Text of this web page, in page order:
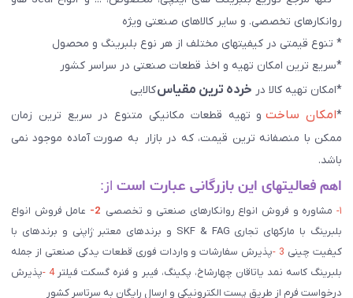
روانکارهای تخصصی. و سایر کالاهای صنعتی ويژه
* تنوع قیمتی در کیفیتهای مختلف از هر نوع بلبرینگ و محصول
*سریع ترین امکان تهیه و اخذ قطعات صنعتی در سراسر کشور
*امکان تهیه کالا در خرده ترین مقیاسکالایی
*امکان ساختو تهیه قطعات مکانیکی متنوع در سریع ترین زمان
ممکن با منصفانه ترین قیمت، که در بازار به صورت آماده موجود نمی
باشد.
اهم فعالیتهای این بازرگانی عبارت است از:
۱- مشاوره و فروش انواع روانکارهای صنعتی و تخصصی 2-
عامل فروش انواع
بلبرینگ با مارکهای تجاری SKF & FAG و برندهای معتبر ژاپنی و برندهای با
کیفیت چینی 3 - پذیرش سفارشات و واردات فوری قطعات یدکی صنعتی از جمله
بلبرینگ کاسه نمد یاتاقان چهارشاخ، پکینگ، فیبر و فنره گسکت فیلتر4 - پذیرش
درخواست فرم از طریق پست الکترونیکی و ارسال رایگان به سرتاسر کشور